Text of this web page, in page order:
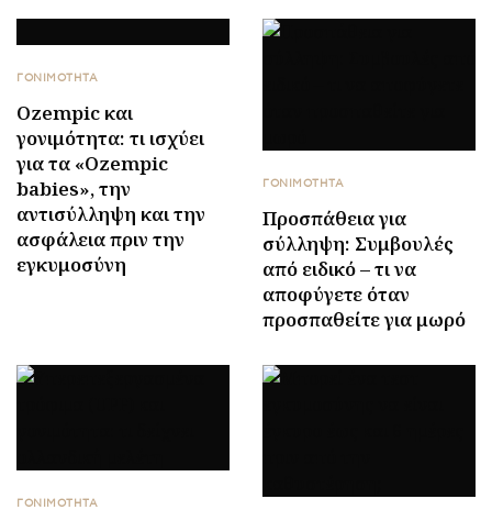
ΓΟΝΙΜΟΤΗΤΑ
Ozempic και
γονιμότητα: τι ισχύει
για τα «Ozempic
babies», την
αντισύλληψη και την
ασφάλεια πριν την
εγκυμοσύνη
ΓΟΝΙΜΟΤΗΤΑ
Προσπάθεια για
σύλληψη: Συμβουλές
από ειδικό – τι να
αποφύγετε όταν
προσπαθείτε για μωρό
ΓΟΝΙΜΟΤΗΤΑ